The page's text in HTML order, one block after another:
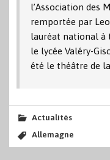
l’Association des
remportée par
lauréat national à
le lycée Valéry-
été le théâtre de
Actualités
Allemagne